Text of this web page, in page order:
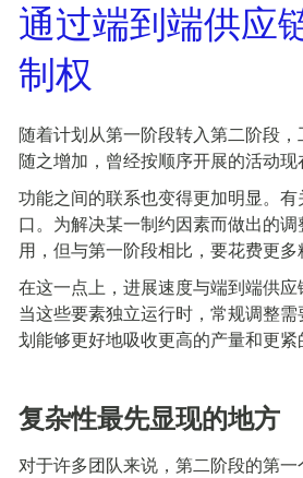
通过端到端供应
制权
随着计划从第一阶段转入第二阶段
随之增加，曾经按顺序开展的活动
功能之间的联系也变得更加明显。
口。为解决某一制约因素而做出的
用，但与第一阶段相比，要花费更多
在这一点上，进展速度与端到端供
当这些要素独立运行时，常规调整
划能够更好地吸收更高的产量和更紧
复杂性最先显现的地方
对于许多团队来说，第二阶段的第